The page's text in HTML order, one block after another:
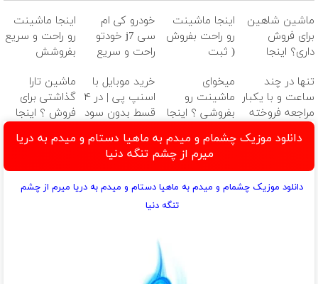
ماشین شاهین
برای فروش
داری؟ اینجا
بفروش
اینجا ماشینت
رو راحت بفروش
( ثبت
فروش)
خودرو کی ام
سی j7 خودتو
راحت و سریع
اینجا ماشینت
رو راحت و سریع
بفروشش
تنها در چند
ساعت و با یکبار
مراجعه فروخته
شد ✅
میخوای
ماشینت رو
بفروشی ؟ اینجا
بفروشش ✅
خرید موبایل با
اسنپ پی | در ۴
قسط بدون سود
ماشین تارا
گذاشتی برای
فروش ؟ اینجا
بفروش
دانلود موزیک چشمام و ميدم به ماهيا دستام و ميدم به دريا
ميرم از چشم تنگه دنيا
دانلود موزیک چشمام و ميدم به ماهيا دستام و ميدم به دريا ميرم از چشم
تنگه دنيا